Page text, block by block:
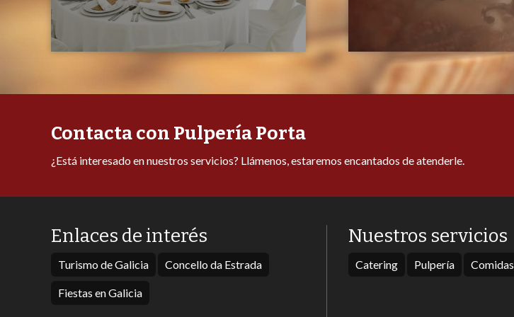
Contacta con Pulpería Porta
¿Está interesado en nuestros servicios? Llámenos, estaremos encantados de atenderle.
Enlaces de interés
Turismo de Galicia Concello da Estrada
Fiestas en Galicia
Nuestros servicios
Catering Pulpería Comidas